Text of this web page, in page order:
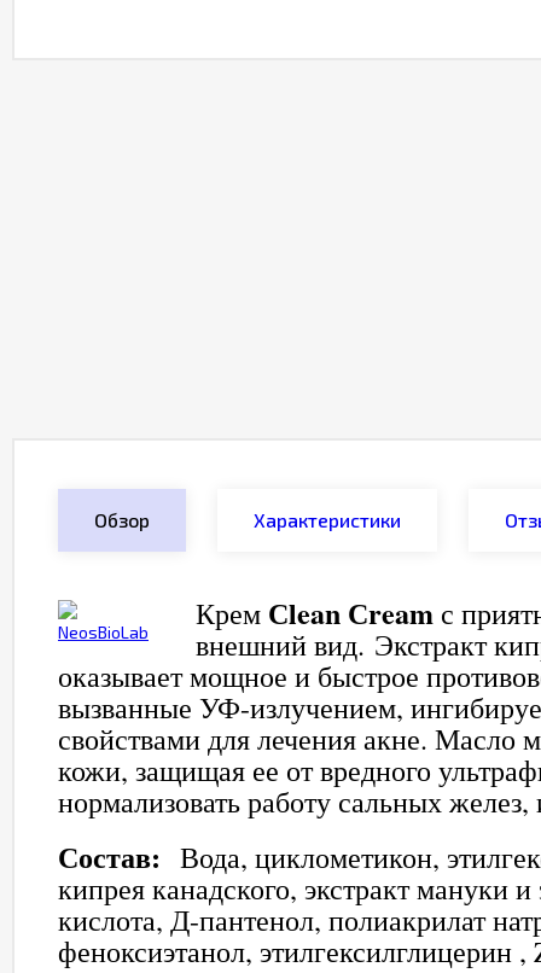
Обзор Характеристики
Крем Сlean Сream с
внешний вид. Экстракт
оказывает мощное и быстрое
вызванные УФ-излучением,
свойствами для лечения акне. Масло
кожи, защищая ее от вредного
нормализовать работу сальных
Состав: Вода, циклометикон,
кипрея канадского, экстракт мануки и
кислота, Д-пантенол, полиакрилат
феноксиэтанол, этилгексилглицерин